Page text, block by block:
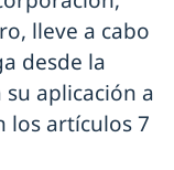
lleve a cabo
desde la
aplicación a
los artículos 7